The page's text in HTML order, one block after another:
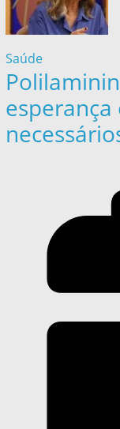
Saúde
esperança